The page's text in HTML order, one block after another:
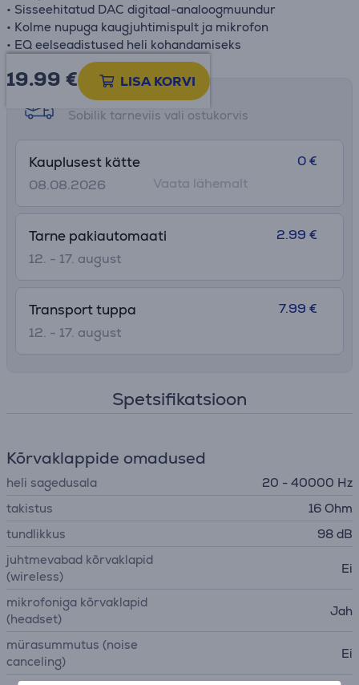
• Sisseehitatud DAC digitaal-analoogmuundur
• Kolme nupuga kaugjuhtimispult ja mikrofon
• EQ eelseadistused heli kohandamiseks
19.99 € LISA KORVI
Tarne võimalused
Sobilik tarneviis vali ostukorvis
Kauplusest kätte
08.08.2026
0 €
Vaata lähemalt
Tarne pakiautomaati
12. - 17. august
2.99 €
Transport tuppa
12. - 17. august
7.99 €
Spetsifikatsioon
Kõrvaklappide omadused
heli sagedusala
20 - 40000 Hz
takistus
16 Ohm
tundlikkus
98 dB
juhtmevabad kõrvaklapid
(wireless)
Ei
mikrofoniga kõrvaklapid
(headset)
Jah
mürasummutus (noise
canceling)
Ei